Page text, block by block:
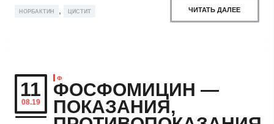
НОРБАКТИН ЦИСТИТ ЧИТАТЬ ДАЛЕЕ
11
08.19
Ф
ФОСФОМИЦИН —
ПОКАЗАНИЯ,